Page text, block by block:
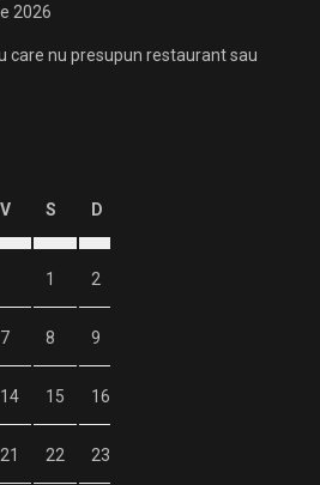
2026
care nu presupun restaurant sau
V S D
1 2
7 8 9
14 15 16
21 22 23